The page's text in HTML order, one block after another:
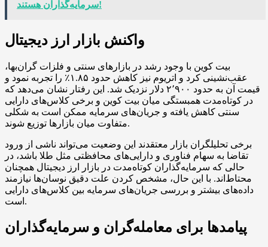
سرمایه‌گذاران هستند!
واکنش بازار ارز دیجیتال
بیت کوین با وجود رشد در بازارهای سنتی و فلزات گران‌بها،
عقب‌نشینی کرد و اتریوم نیز کاهش حدود ۱.۸۵٪ را تجربه نمود و
قیمت آن به حدود ۲٬۹۰۰ دلار نزدیک شد. این رفتار نشان می‌دهد که
در کوتاه‌مدت همبستگی میان بیت کوین و برخی کلاس‌های دارایی
سنتی کاهش یافته و جریان‌های سرمایه ممکن است به شکلی
متفاوت میان بازارها توزیع شوند.
برخی تحلیلگران بازار معتقدند این وضعیت می‌تواند ناشی از ورود
تقاضا به سهام فناوری و دارایی‌های محافظتی مثل طلا باشد، در
حالی که سرمایه‌گذاران کوتاه‌مدت در بازار ارز دیجیتال همچنان
محتاط‌اند. با این حال، مشخص کردن علت دقیق نوسان‌ها نیازمند
داده‌های بیشتر و بررسی جریان‌های سرمایه بین کلاس‌های دارایی
است.
پیامدها برای معامله‌گران و سرمایه‌گذاران